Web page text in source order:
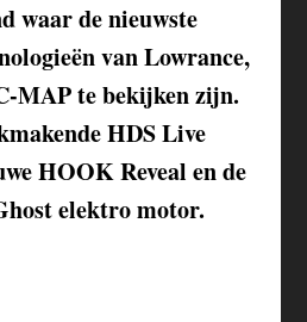
waar de nieuwste
van Lowrance,
MAP te bekijken zijn.
HDS Live
HOOK Reveal en de
elektro motor.